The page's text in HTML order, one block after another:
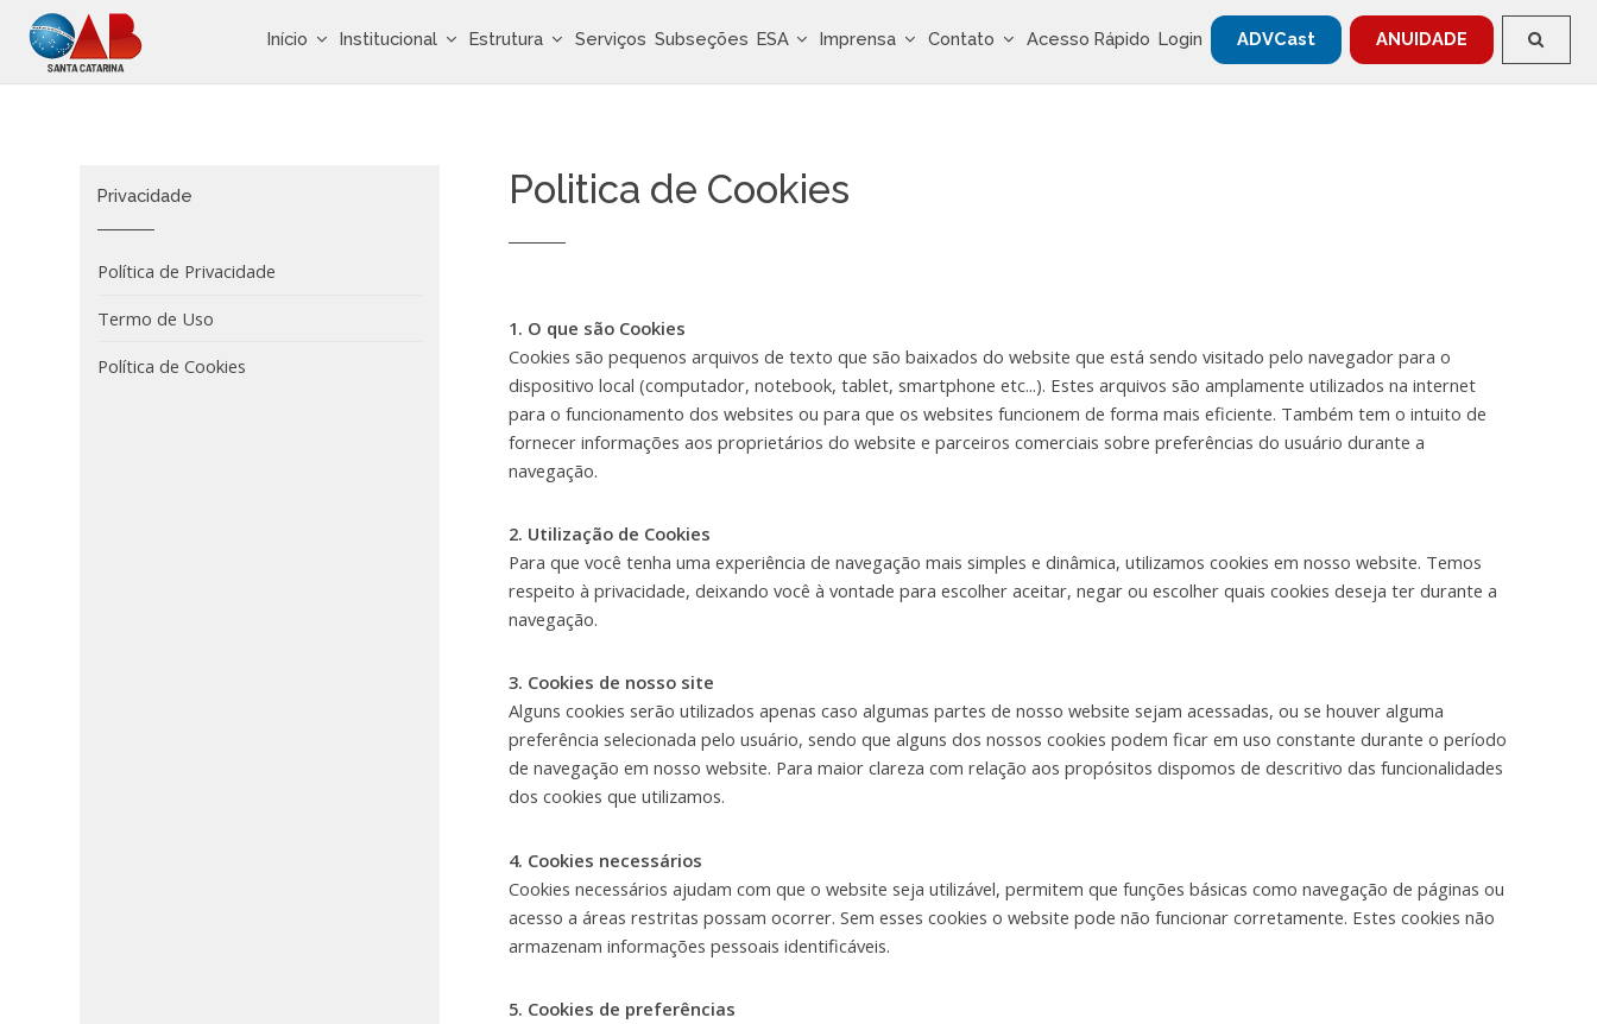
Início Institucional Estrutura Serviços Subseções ESA Imprensa Contato Acesso Rápido Login ADVCast ANUIDADE
Politica de Cookies
1. O que são Cookies
Cookies são pequenos arquivos de texto que são baixados do website que está sendo visitado pelo navegador para o
dispositivo local (computador, notebook, tablet, smartphone etc...). Estes arquivos são amplamente utilizados na internet
para o funcionamento dos websites ou para que os websites funcionem de forma mais eficiente. Também tem o intuito de
fornecer informações aos proprietários do website e parceiros comerciais sobre preferências do usuário durante a
navegação.
2. Utilização de Cookies
Para que você tenha uma experiência de navegação mais simples e dinâmica, utilizamos cookies em nosso website. Temos
respeito à privacidade, deixando você à vontade para escolher aceitar, negar ou escolher quais cookies deseja ter durante a
navegação.
3. Cookies de nosso site
Alguns cookies serão utilizados apenas caso algumas partes de nosso website sejam acessadas, ou se houver alguma
preferência selecionada pelo usuário, sendo que alguns dos nossos cookies podem ficar em uso constante durante o período
de navegação em nosso website. Para maior clareza com relação aos propósitos dispomos de descritivo das funcionalidades
dos cookies que utilizamos.
4. Cookies necessários
Cookies necessários ajudam com que o website seja utilizável, permitem que funções básicas como navegação de páginas ou
acesso a áreas restritas possam ocorrer. Sem esses cookies o website pode não funcionar corretamente. Estes cookies não
armazenam informações pessoais identificáveis.
5. Cookies de preferências
Privacidade
Política de Privacidade
Termo de Uso
Política de Cookies